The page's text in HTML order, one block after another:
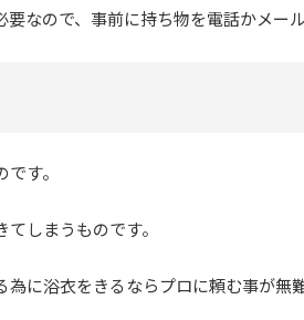
なので、事前に持ち物を電話かメー
す。
しまうものです。
に浴衣をきるならプロに頼む事が無